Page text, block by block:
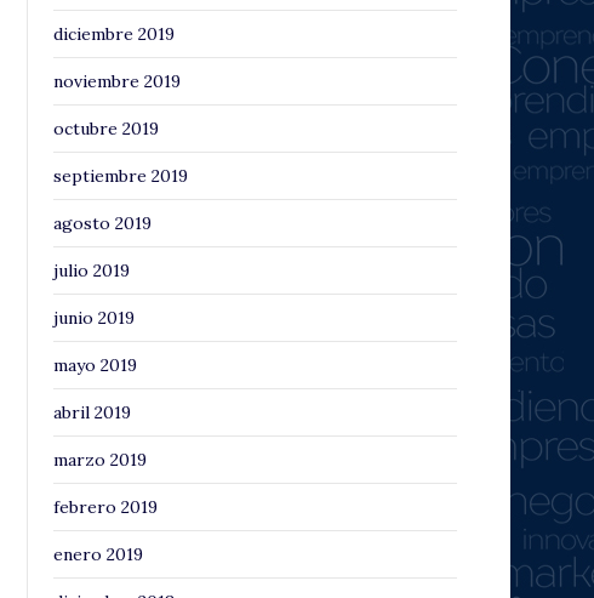
diciembre 2019
noviembre 2019
octubre 2019
septiembre 2019
agosto 2019
julio 2019
junio 2019
mayo 2019
abril 2019
marzo 2019
febrero 2019
enero 2019